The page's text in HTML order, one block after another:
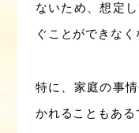
ないため、想定
ぐことができなく
特に、家庭の事
かれることもある